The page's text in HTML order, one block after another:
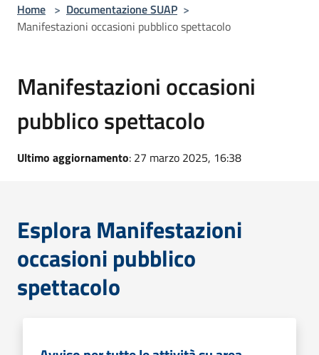
Home > Documentazione SUAP >
Manifestazioni occasioni pubblico spettacolo
Manifestazioni occasioni
pubblico spettacolo
Ultimo aggiornamento: 27 marzo 2025, 16:38
Esplora Manifestazioni
occasioni pubblico
spettacolo